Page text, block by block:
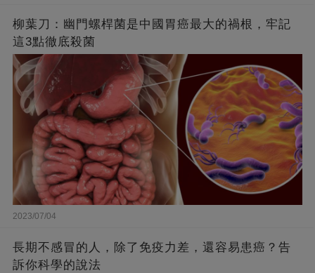
柳葉刀：幽門螺桿菌是中國胃癌最大的禍根，牢記
這3點徹底殺菌
2023/07/04
長期不感冒的人，除了免疫力差，還容易患癌？告
訴你科學的說法